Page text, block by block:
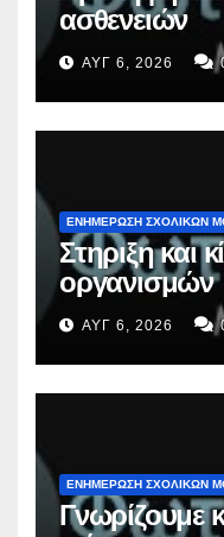
ασθενειών
ΑΥΓ 6, 2026
ΕΝΗΜΕΡΩΣΗ ΣΧΟΛΙΚΩΝ
Στηριξη και
οργανισμών
ΑΥΓ 6, 2026
ΕΝΗΜΕΡΩΣΗ ΣΧΟΛΙΚΩΝ
Γνωρίζουμε